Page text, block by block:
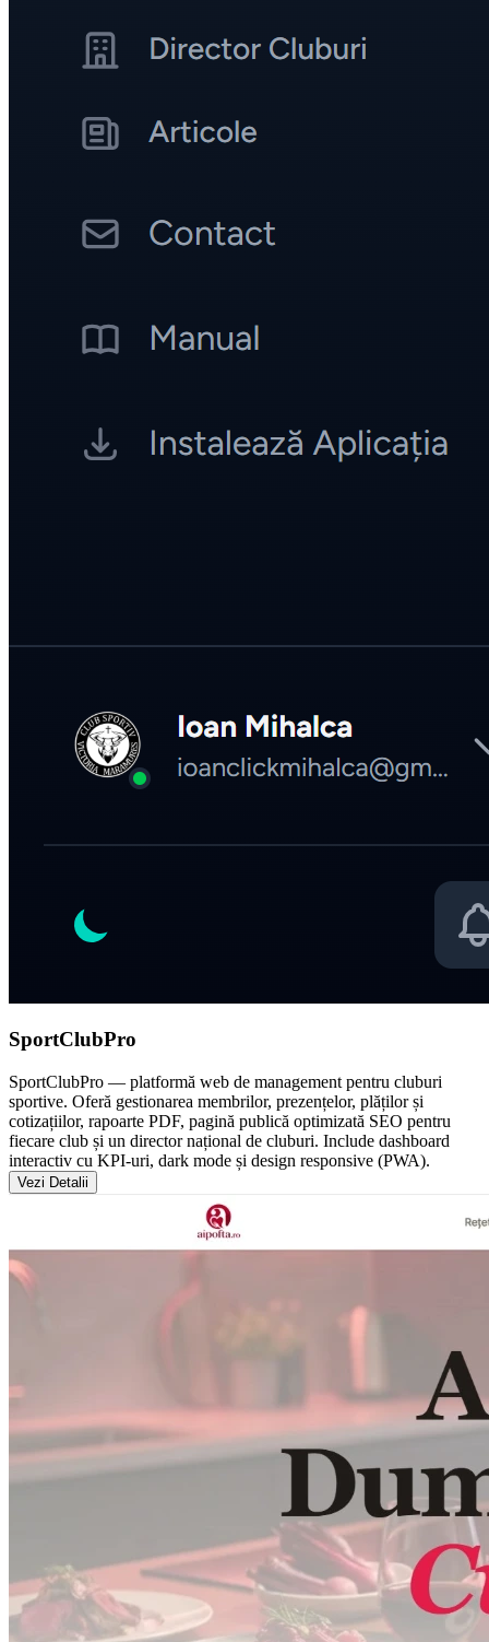
SportClubPro
SportClubPro — platformă web de management pentru cluburi
sportive. Oferă gestionarea membrilor, prezențelor, plăților și
cotizațiilor, rapoarte PDF, pagină publică optimizată SEO pentru
fiecare club și un director național de cluburi. Include dashboard
interactiv cu KPI-uri, dark mode și design responsive (PWA).
Vezi Detalii